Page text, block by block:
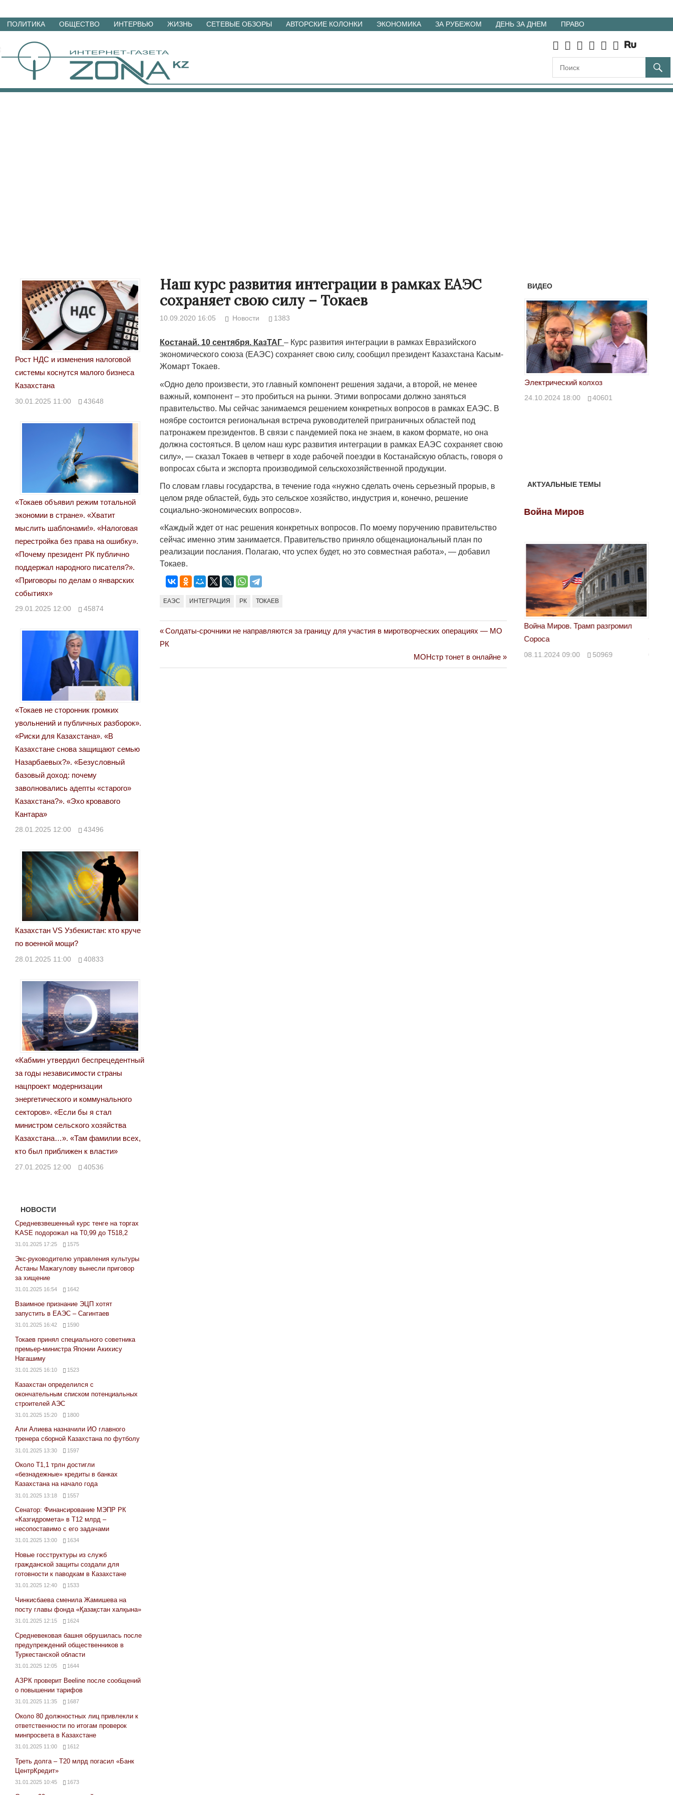
Перейти
материалам
ПОЛИТИКА ОБЩЕСТВО ИНТЕРВЬЮ ЖИЗНЬ СЕТЕВЫЕ ОБЗОРЫ АВТОРСКИЕ КОЛОНКИ ЭКОНОМИКА ЗА РУБЕЖОМ ДЕНЬ ЗА ДНЕМ ПРАВО
Наш курс развития интеграции в рамках ЕАЭС
сохраняет свою силу – Токаев
10.09.2020 16:05 Новости 1383
Костанай. 10 сентября. КазТАГ– Курс развития интеграции в рамках Евразийского
экономического союза (ЕАЭС) сохраняет свою силу, сообщил президент Казахстана Касым-
Жомарт Токаев.
«Одно дело произвести, это главный компонент решения задачи, а второй, не менее
важный, компонент – это пробиться на рынки. Этими вопросами должно заняться
правительство. Мы сейчас занимаемся решением конкретных вопросов в рамках ЕАЭС. В
ноябре состоится региональная встреча руководителей приграничных областей под
патронажем президентов. В связи с пандемией пока не знаем, в каком формате, но она
должна состояться. В целом наш курс развития интеграции в рамках ЕАЭС сохраняет свою
силу», — сказал Токаев в четверг в ходе рабочей поездки в Костанайскую область, говоря о
вопросах сбыта и экспорта производимой сельскохозяйственной продукции.
По словам главы государства, в течение года «нужно сделать очень серьезный прорыв, в
целом ряде областей, будь это сельское хозяйство, индустрия и, конечно, решение
социально-экономических вопросов».
«Каждый ждет от нас решения конкретных вопросов. По моему поручению правительство
сейчас именно этим занимается. Правительство приняло общенациональный план по
реализации послания. Полагаю, что успех будет, но это совместная работа», — добавил
Токаев.
ЕАЭС ИНТЕГРАЦИЯ РК ТОКАЕВ
Навигация
Previous
Post:
Солдаты-срочники не направляются за границу для участия в миротворческих операциях — МО
РК
Next
Post:
МОНстр тонет в онлайне
Рост НДС и изменения налоговой
системы коснутся малого бизнеса
Казахстана
30.01.2025 11:00 43648
«Токаев объявил режим тотальной
экономии в стране». «Хватит
мыслить шаблонами!». «Налоговая
перестройка без права на ошибку».
«Почему президент РК публично
поддержал народного писателя?».
«Приговоры по делам о январских
событиях»
29.01.2025 12:00 45874
«Токаев не сторонник громких
увольнений и публичных разборок».
«Риски для Казахстана». «В
Казахстане снова защищают семью
Назарбаевых?». «Безусловный
базовый доход: почему
заволновались адепты «старого»
Казахстана?». «Эхо кровавого
Кантара»
28.01.2025 12:00 43496
Казахстан VS Узбекистан: кто круче
по военной мощи?
28.01.2025 11:00 40833
«Кабмин утвердил беспрецедентный
за годы независимости страны
нацпроект модернизации
энергетического и коммунального
секторов». «Если бы я стал
министром сельского хозяйства
Казахстана…». «Там фамилии всех,
кто был приближен к власти»
27.01.2025 12:00 40536
НОВОСТИ
Средневзвешенный курс тенге на торгах
KASE подорожал на Т0,99 до Т518,2
31.01.2025 17:25 1575
Экс-руководителю управления культуры
Астаны Мажагулову вынесли приговор
за хищение
31.01.2025 16:54 1642
Взаимное признание ЭЦП хотят
запустить в ЕАЭС – Сагинтаев
31.01.2025 16:42 1590
Токаев принял специального советника
премьер-министра Японии Акихису
Нагашиму
31.01.2025 16:10 1523
Казахстан определился с
окончательным списком потенциальных
строителей АЭС
31.01.2025 15:20 1800
Али Алиева назначили ИО главного
тренера сборной Казахстана по футболу
31.01.2025 13:30 1597
Около Т1,1 трлн достигли
«безнадежные» кредиты в банках
Казахстана на начало года
31.01.2025 13:18 1557
Сенатор: Финансирование МЭПР РК
«Казгидромета» в Т12 млрд –
несопоставимо с его задачами
31.01.2025 13:00 1634
Новые госструктуры из служб
гражданской защиты создали для
готовности к паводкам в Казахстане
31.01.2025 12:40 1533
Чинкисбаева сменила Жамишева на
посту главы фонда «Қазақстан халқына»
31.01.2025 12:15 1624
Средневековая башня обрушилась после
предупреждений общественников в
Туркестанской области
31.01.2025 12:05 1644
АЗРК проверит Beeline после сообщений
о повышении тарифов
31.01.2025 11:35 1687
Около 80 должностных лиц привлекли к
ответственности по итогам проверок
минпросвета в Казахстане
31.01.2025 11:00 1612
Треть долга – Т20 млрд погасил «Банк
ЦентрКредит»
31.01.2025 10:45 1673
ВИДЕО
Народ выбрал свет
17.10.2024 17:00 29972
Странная забастовка в Жанаозене.
Дарига не ждёт конфискации.
Авиакомпании сравнили с
мошенниками
30.10.2024 14:00 28888
«Новый Казахстан не говорит всей
правды»
29.10.2024 09:00 39623
Лондон может предать Вашингтон
28.10.2024 13:30
Электрический колхоз
24.10.2024 18:00 40601
АКТУАЛЬНЫЕ ТЕМЫ
08.11.2024 09:00 50969
Война Миров
Война Миров. Трамп разгромил
Сороса
08.11.2024 09:00 50969